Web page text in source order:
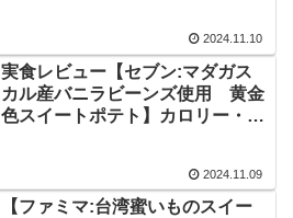
2024.11.10
実食レビュー【セブン:マダガス
カル産バニラビーンズ使用 黄金
色スイートポテト】カロリー・賞
2024.11.09
【ファミマ:台湾蜜いものスイー